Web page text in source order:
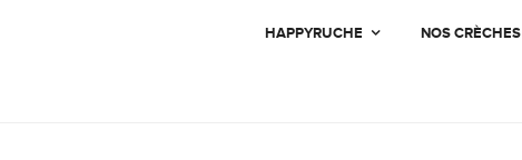
HAPPYRUCHE NOS CRÈCHES